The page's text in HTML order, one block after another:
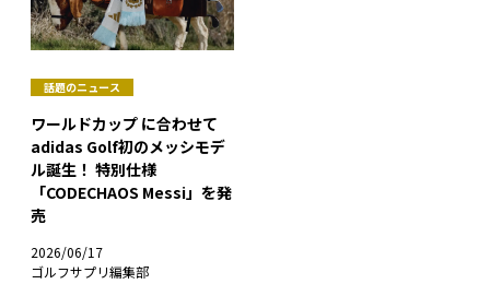
話題のニュース
ワールドカップ に合わせて
adidas Golf初のメッシモデ
ル誕生！ 特別仕様
「CODECHAOS Messi」を発
売
2026/06/17
ゴルフサプリ編集部